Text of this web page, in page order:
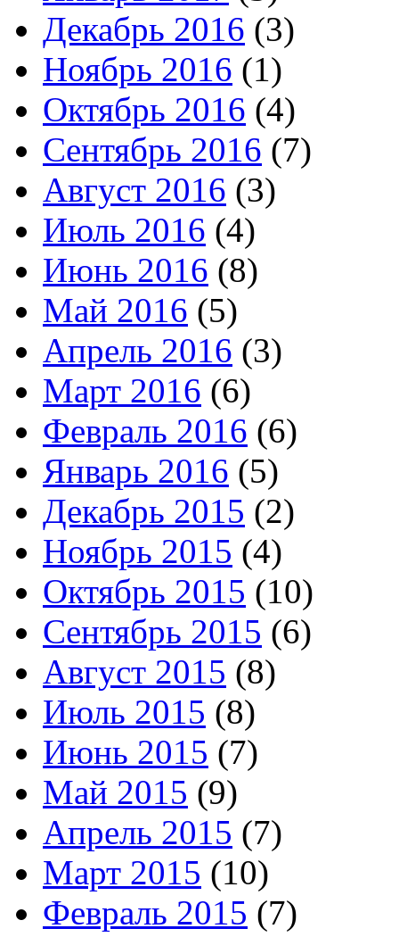
Декабрь 2016 (3)
Ноябрь 2016 (1)
Октябрь 2016 (4)
Сентябрь 2016 (7)
Август 2016 (3)
Июль 2016 (4)
Июнь 2016 (8)
Май 2016 (5)
Апрель 2016 (3)
Март 2016 (6)
Февраль 2016 (6)
Январь 2016 (5)
Декабрь 2015 (2)
Ноябрь 2015 (4)
Октябрь 2015 (10)
Сентябрь 2015 (6)
Август 2015 (8)
Июль 2015 (8)
Июнь 2015 (7)
Май 2015 (9)
Апрель 2015 (7)
Март 2015 (10)
Февраль 2015 (7)